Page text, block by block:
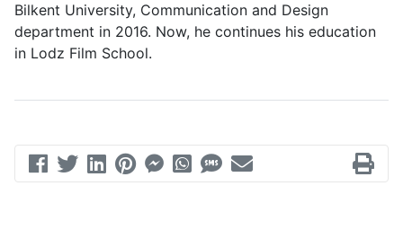
Bilkent University, Communication and Design
department in 2016. Now, he continues his education
in Lodz Film School.